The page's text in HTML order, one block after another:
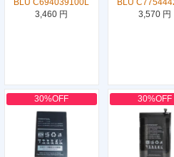
BLU C694039100L
3,460 円
BLU
3,570 円
30%OFF 30%OFF